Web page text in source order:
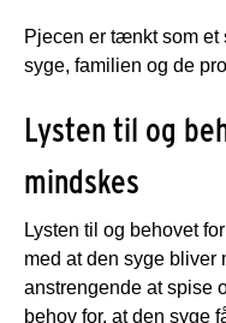
Pjecen er tænkt som et
syge, familien og de
Lysten til og
mindskes
Lysten til og behovet
med at den syge bliver
anstrengende at spise
behov for, at den syge